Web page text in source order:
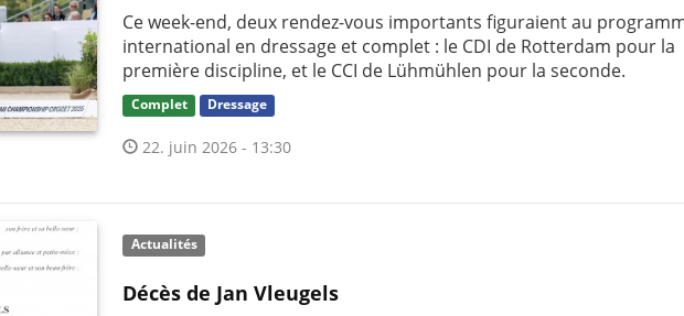
Ce week-end, deux rendez-vous importants figuraient au
international en dressage et complet : le CDI de Rotterdam pour la
première discipline, et le CCI de Lühmühlen pour la seconde.
Complet Dressage
22. juin 2026 - 13:30
Actualités
Décès de Jan Vleugels